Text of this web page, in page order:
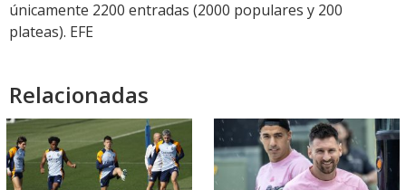
únicamente 2200 entradas (2000 populares y 200
plateas). EFE
Relacionadas